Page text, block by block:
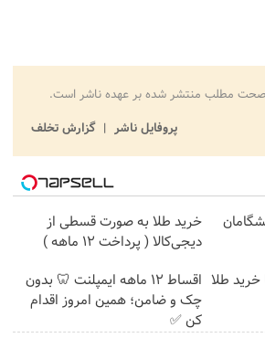
صحت مطلب منتشر شده بر عهده ناشر است.
پروفایل ناشر
گزارش تخلف
خرید طلا به صورت قسطی از
دیجی‌کالا ( پرداخت 12 ماهه )
خرید طلا
اقساط ۱۲ ماهه ایمپلنت 🦷 بدون
چک و ضامن؛ همین امروز اقدام
کن ✅